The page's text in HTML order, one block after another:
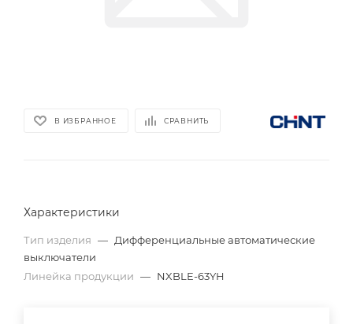
В ИЗБРАННОЕ СРАВНИТЬ
Характеристики
Тип изделия — Дифференциальные автоматические
выключатели
Линейка продукции — NXBLE-63YH